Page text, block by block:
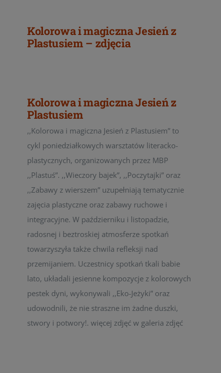
Kolorowa i magiczna Jesień z
Plastusiem – zdjęcia
Kolorowa i magiczna Jesień z
Plastusiem
,,Kolorowa i magiczna Jesień z Plastusiem” to
cykl poniedziałkowych warsztatów literacko-
plastycznych, organizowanych przez MBP
,,Plastuś”. ,,Wieczory bajek”, ,,Poczytajki” oraz
,,Zabawy z wierszem” uzupełniają tematycznie
zajęcia plastyczne oraz zabawy ruchowe i
integracyjne. W październiku i listopadzie,
radosnej i beztroskiej atmosferze spotkań
towarzyszyła także chwila refleksji nad
przemijaniem. Uczestnicy spotkań tkali babie
lato, układali jesienne kompozycje z kolorowych
pestek dyni, wykonywali ,,Eko-Jeżyki” oraz
udowodnili, że nie straszne im żadne duszki,
stwory i potwory!. więcej zdjęć w galeria zdjęć